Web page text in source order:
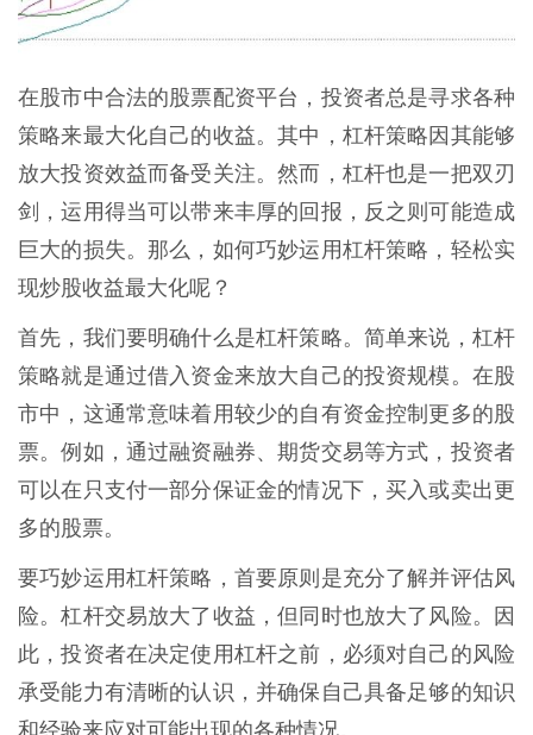
在股市中合法的股票配资平台，投资者总是寻求各种
策略来最大化自己的收益。其中，杠杆策略因其能够
放大投资效益而备受关注。然而，杠杆也是一把双刃
剑，运用得当可以带来丰厚的回报，反之则可能造成
巨大的损失。那么，如何巧妙运用杠杆策略，轻松实
现炒股收益最大化呢？
首先，我们要明确什么是杠杆策略。简单来说，杠杆
策略就是通过借入资金来放大自己的投资规模。在股
市中，这通常意味着用较少的自有资金控制更多的股
票。例如，通过融资融券、期货交易等方式，投资者
可以在只支付一部分保证金的情况下，买入或卖出更
多的股票。
要巧妙运用杠杆策略，首要原则是充分了解并评估风
险。杠杆交易放大了收益，但同时也放大了风险。因
此，投资者在决定使用杠杆之前，必须对自己的风险
承受能力有清晰的认识，并确保自己具备足够的知识